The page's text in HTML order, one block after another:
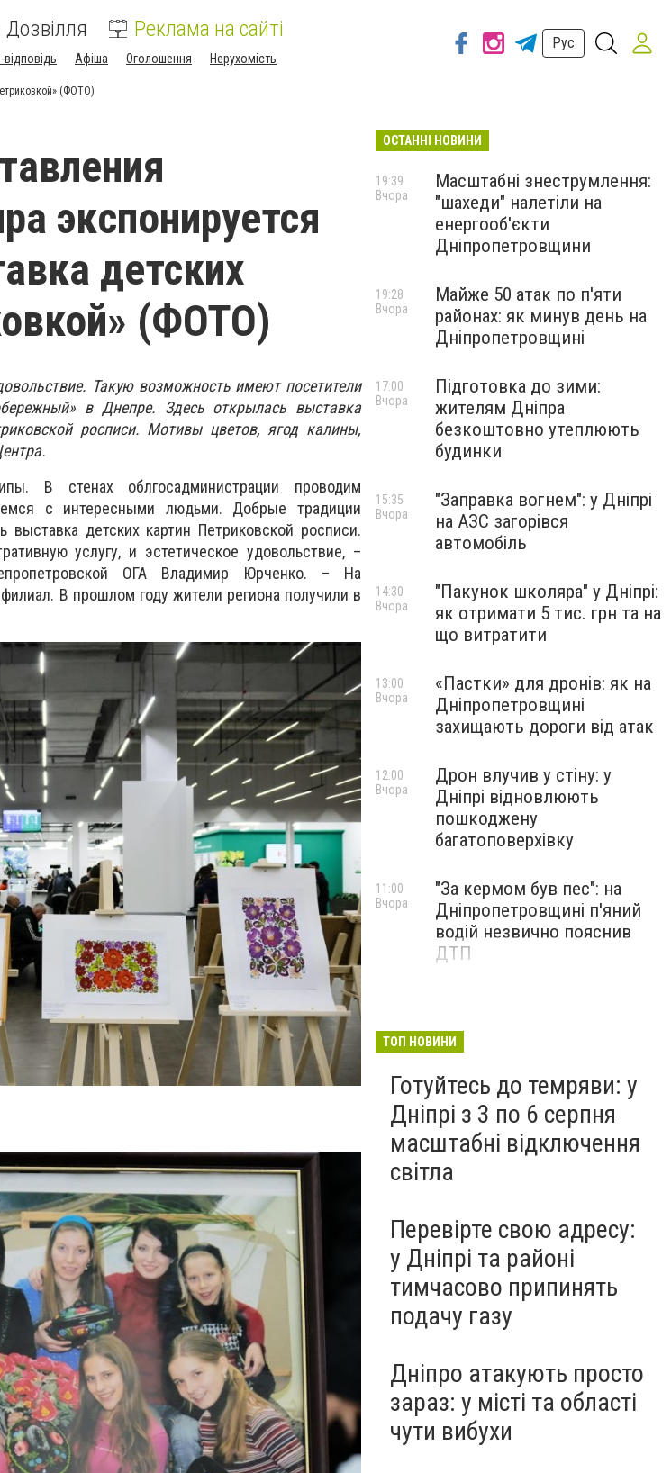
Дозвілля Реклама на сайті
відповідь Афіша Оголошення Нерухомість
Рус
(ФОТО)
экспонируется
детских
(ФОТО)
Такую возможность имеют посетители
в Днепре. Здесь открылась выставка
росписи. Мотивы цветов, ягод калины,
В стенах облгосадминистрации проводим
с интересными людьми. Добрые традиции
детских картин Петриковской росписи.
услугу, и эстетическое удовольствие, –
ОГА Владимир Юрченко. – На
В прошлом году жители региона получили в
ОСТАННІ НОВИНИ
Масштабні знеструмлення:
"шахеди" налетіли на
енергооб'єкти
Дніпропетровщини
19:39
Вчора
Майже 50 атак по п'яти
районах: як минув день на
Дніпропетровщині
19:28
Вчора
Підготовка до зими:
жителям Дніпра
безкоштовно утеплюють
будинки
17:00
Вчора
"Заправка вогнем": у Дніпрі
на АЗС загорівся
автомобіль
15:35
Вчора
"Пакунок школяра" у Дніпрі:
як отримати 5 тис. грн та на
що витратити
14:30
Вчора
«Пастки» для дронів: як на
Дніпропетровщині
захищають дороги від атак
13:00
Вчора
Дрон влучив у стіну: у
Дніпрі відновлюють
пошкоджену
багатоповерхівку
12:00
Вчора
"За кермом був пес": на
Дніпропетровщині п'яний
водій незвично пояснив
ДТП
11:00
Вчора
ТОП НОВИНИ
Готуйтесь до темряви: у
Дніпрі з 3 по 6 серпня
масштабні відключення
світла
Перевірте свою адресу:
у Дніпрі та районі
тимчасово припинять
подачу газу
Дніпро атакують просто
зараз: у місті та області
чути вибухи